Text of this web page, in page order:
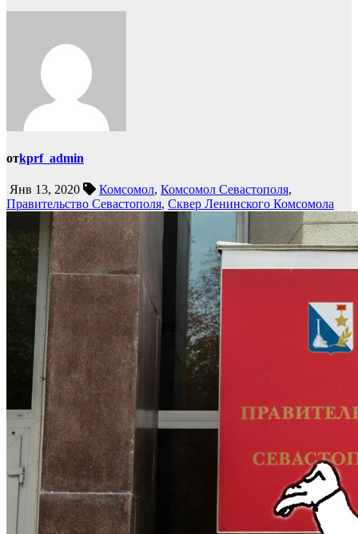
отkprf_admin
Янв 13, 2020 Комсомол, Комсомол Севастополя,
Правительство Севастополя, Сквер Ленинского Комсомола